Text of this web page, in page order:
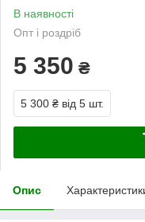
В наявності
Опт і роздріб
5 350 ₴
5 300 ₴ від 5 шт.
Опис